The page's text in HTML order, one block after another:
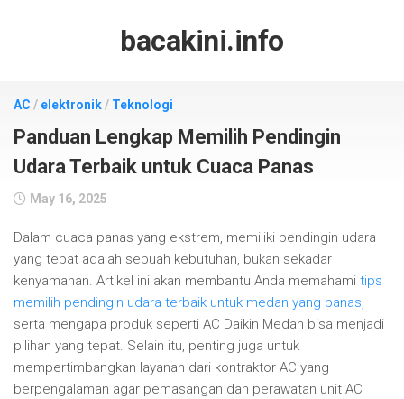
bacakini.info
AC / elektronik/ Teknologi
Panduan Lengkap Memilih Pendingin
Udara Terbaik untuk Cuaca Panas
May 16, 2025
Dalam cuaca panas yang ekstrem, memiliki pendingin udara
yang tepat adalah sebuah kebutuhan, bukan sekadar
kenyamanan. Artikel ini akan membantu Anda memahami tips
memilih pendingin udara terbaik untuk medan yang panas,
serta mengapa produk seperti AC Daikin Medan bisa menjadi
pilihan yang tepat. Selain itu, penting juga untuk
mempertimbangkan layanan dari kontraktor AC yang
berpengalaman agar pemasangan dan perawatan unit AC